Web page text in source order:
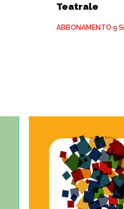
Teatrale
ABBONAMENTO 9
Tracce Dinamiche è
rassegna di teatro
d’innovazione e
Continua